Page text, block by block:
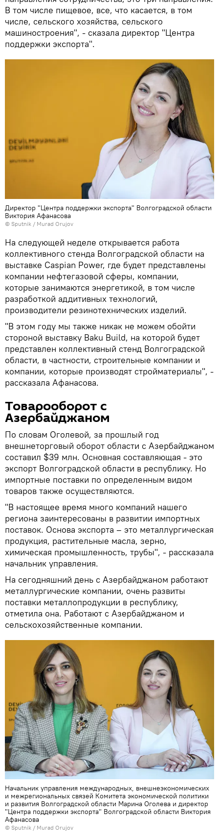
В том числе пищевое, все, что касается, в том
числе, сельского хозяйства, сельского
машиностроения", - сказала директор "Центра
поддержки экспорта".
Директор "Центра поддержки экспорта" Волгоградской области
Виктория Афанасова
© Sputnik / Murad Orujov
На следующей неделе открывается работа
коллективного стенда Волгоградской области на
выставке Caspian Power, где будет представлены
компании нефтегазовой сферы, компании,
которые занимаются энергетикой, в том числе
разработкой аддитивных технологий,
производители резинотехнических изделий.
"В этом году мы также никак не можем обойти
стороной выставку Baku Build, на которой будет
представлен коллективный стенд Волгоградской
области, в частности, строительные компании и
компании, которые производят стройматериалы", -
рассказала Афанасова.
Товарооборот с
Азербайджаном
По словам Оголевой, за прошлый год
внешнеторговый оборот области с Азербайджаном
составил $39 млн. Основная составляющая - это
экспорт Волгоградской области в республику. Но
импортные поставки по определенным видом
товаров также осуществляются.
"В настоящее время много компаний нашего
региона заинтересованы в развитии импортных
поставок. Основа экспорта – это металлургическая
продукция, растительные масла, зерно,
химическая промышленность, трубы", - рассказала
начальник управления.
На сегодняшний день с Азербайджаном работают
металлургические компании, очень развиты
поставки металлопродукции в республику,
отметила она. Работают с Азербайджаном и
сельскохозяйственные компании.
Начальник управления международных, внешнеэкономических
и межрегиональных связей Комитета экономической политики
и развития Волгоградской области Марина Оголева и директор
"Центра поддержки экспорта" Волгоградской области Виктория
Афанасова
© Sputnik / Murad Orujov